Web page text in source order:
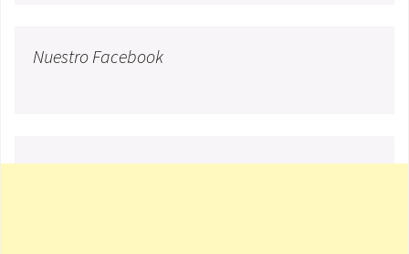
Nuestro Facebook